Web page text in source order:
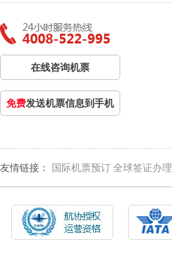
在线咨询机票
免费发送机票信息到手机
友情链接： 国际机票预订 全球签证办理